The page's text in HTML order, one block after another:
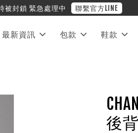
❤︎ 全館滿兩萬享免運
最新資訊 包款 鞋款
後